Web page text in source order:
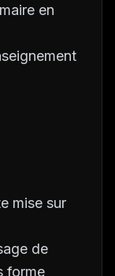
en
mise sur
de
forme